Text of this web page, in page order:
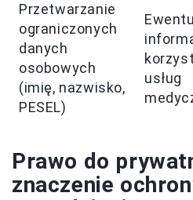
Przetwarzanie
ograniczonych
danych
osobowych
(imię, nazwisko,
PESEL)
usług
Prawo do
znaczenie